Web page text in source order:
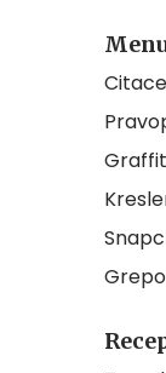
Citace